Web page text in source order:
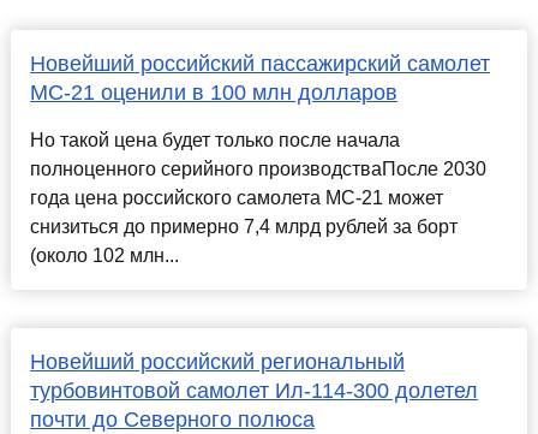
Новейший российский пассажирский самолет
МС-21 оценили в 100 млн долларов
Но такой цена будет только после начала
полноценного серийного производстваПосле 2030
года цена российского самолета МС-21 может
снизиться до примерно 7,4 млрд рублей за борт
(около 102 млн...
Новейший российский региональный
турбовинтовой самолет Ил-114-300 долетел
почти до Северного полюса